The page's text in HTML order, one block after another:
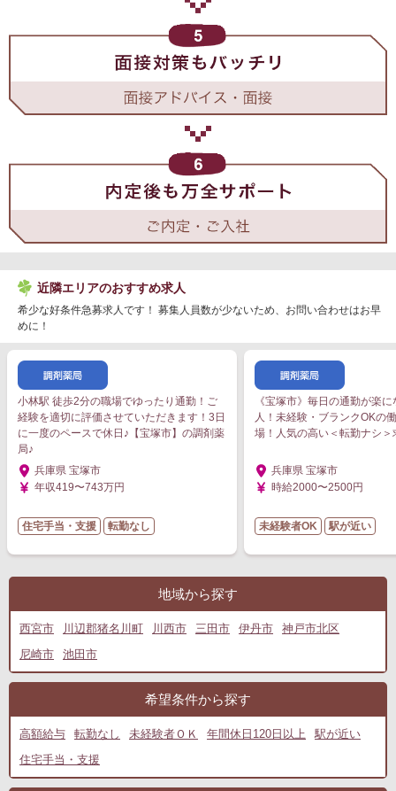
近隣エリアのおすすめ求人
希少な好条件急募求人です！ 募集人員数が少ないため、お問い合わせはお早
めに！
小林駅 徒歩2分の職場でゆったり通勤！ご
経験を適切に評価させていただきます！3日
に一度のペースで休日♪【宝塚市】の調剤薬
局♪
兵庫県 宝塚市
年収419〜743万円
住宅手当・支援 転勤なし
《宝塚市》毎日の通勤が楽
人！未経験・ブランクOKの
場！人気の高い＜転勤ナシ＞
兵庫県 宝塚市
時給2000〜2500円
未経験者OK 駅が近い
地域から探す
西宮市 川辺郡猪名川町 川西市 三田市 伊丹市
神戸市北区
尼崎市
池田市
希望条件から探す
高額給与 転勤なし 未経験者ＯＫ 年間休日120日以上
駅が近い
住宅手当・支援